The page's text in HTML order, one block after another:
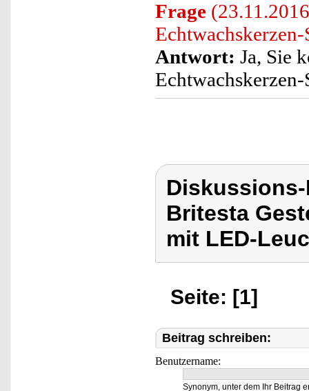
Frage
Antwort: Ja, Sie
Britesta
mit LED-
Seite: [1]
Beitrag schreiben:
Benutzername:
Synonym, unter dem Ihr Beitrag